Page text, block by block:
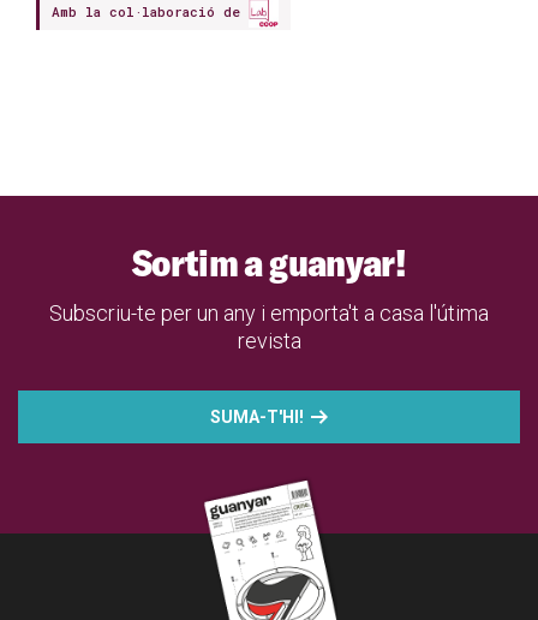
Amb la col·laboració de
Sortim a guanyar!
Subscriu-te per un any i emporta't a casa l'útima
revista
SUMA-T'HI!